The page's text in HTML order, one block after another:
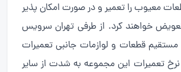
معیوب را تعمیر و در صورت امکان پذیر
خواهند کرد. از طرفی تهران سرویس
مستقیم قطعات و لوازمات جانبی تعمیرات
نرخ تعمیرات این مجموعه به شدت از سایر